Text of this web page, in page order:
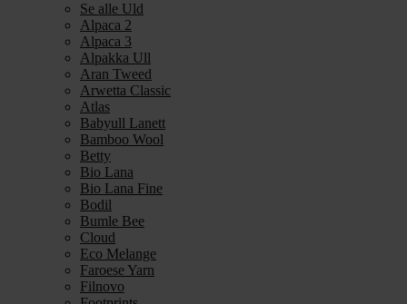
Se alle Uld
Alpaca 2
Alpaca 3
Alpakka Ull
Aran Tweed
Arwetta Classic
Atlas
Babyull Lanett
Bamboo Wool
Betty
Bio Lana
Bio Lana Fine
Bodil
Bumle Bee
Cloud
Eco Melange
Faroese Yarn
Filnovo